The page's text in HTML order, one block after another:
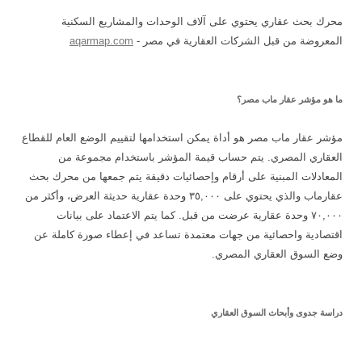
محرك بحث عقاري يحتوي على آلاف الوحدات والمشاريع السكنية
المعروضة من قبل الشركات العقارية في مصر - aqarmap.com
ما هو مؤشر عقار ماب مصر؟
مؤشر عقار ماب مصر هو أداة يمكن استخدامها لتقييم الوضع العام للقطاع
العقاري المصري. يتم حساب قيمة المؤشر باستخدام مجموعة من
المعادلات المبنية على أرقام وإحصائيات دقيقة يتم جمعها من محرك بحث
عقارماب والذي يحتوي على ٣٥,٠٠٠ وحدة عقارية حديثة العرض، وأكثر من
٧٠,٠٠٠ وحدة عقارية عرضت من قبل. كما يتم الاعتماد على بيانات
اقتصادية واحصائية من جهات معتمدة تساعد في إعطاء صورة كاملة عن
وضع السوق العقاري المصري.
دراسة جدوى وأبحاث السوق العقاري